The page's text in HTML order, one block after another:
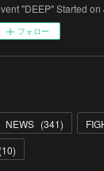
"DEEP" Started on
フォロー
NEWS (341)
(10)